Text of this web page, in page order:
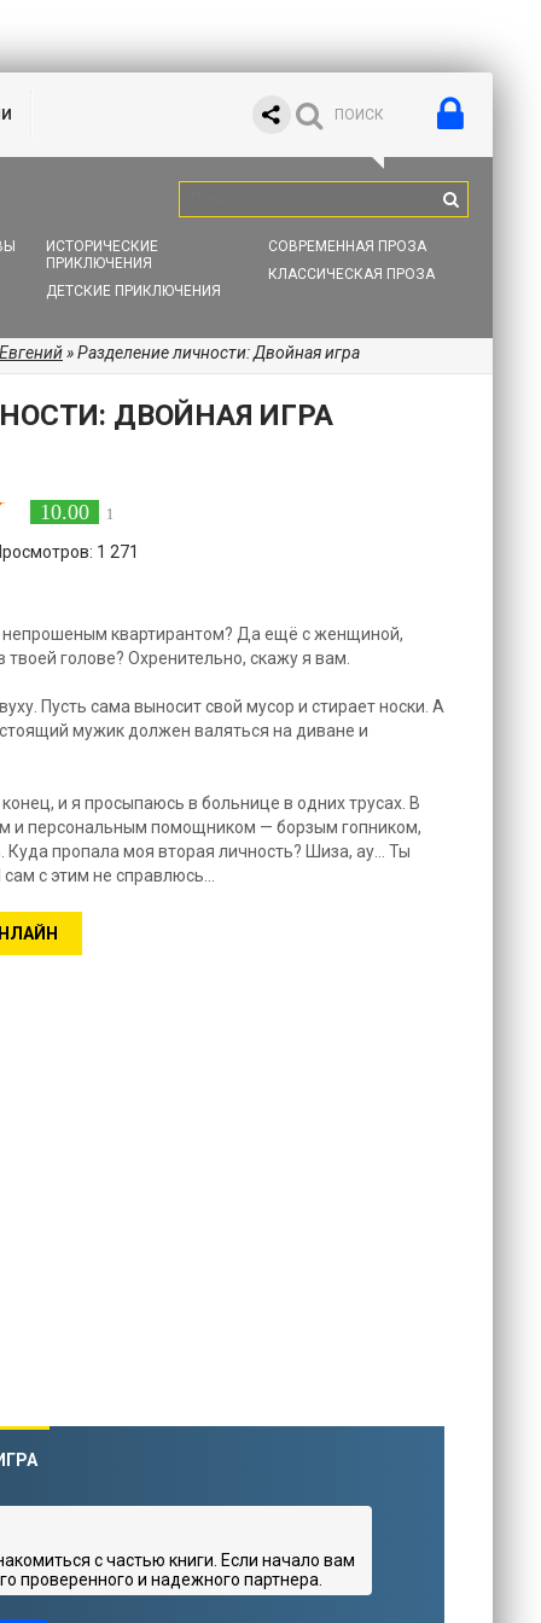
ИСТОРИЧЕСКИЕ
ПРИКЛЮЧЕНИЯ
ДЕТСКИЕ ПРИКЛЮЧЕНИЯ
СОВРЕМЕННАЯ ПРОЗА
КЛАССИЧЕСКАЯ ПРОЗА
» Разделение личности: Двойная игра
ДВОЙНАЯ ИГРА
10.00 1
1 271
непрошеным квартирантом? Да ещё с женщиной,
твоей голове? Охренительно, скажу я вам.
Пусть сама выносит свой мусор и стирает носки. А
мужик должен валяться на диване и
и я просыпаюсь в больнице в одних трусах. В
и персональным помощником — борзым гопником,
Куда пропала моя вторая личность? Шиза, ау… Ты
с этим не справлюсь…
с частью книги. Если начало вам
проверенного и надежного партнера.